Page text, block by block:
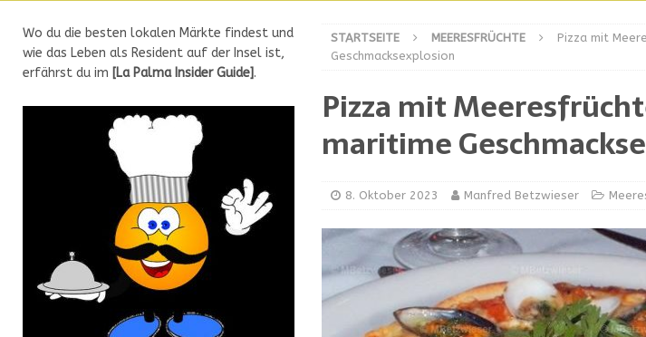
[ 19. Mai 2024 ] Warum ist die Knoblauch Knolle so gesund?
[ 2. Mai 2024 ] Backen mit Fantasie: Die kunstvolle Kuh in Tortenform
[ 13. April 2024 ] Bollas de Almendras DULCE
[ 3. April 2024 ] Lammhaxe Pierna de Cordero al Horno FLEISCH
[ 17. März 2024 ]
[ 12. März 2024 ] Spanische Rouladen FLEISCH
[ 31. Januar 2025 ] Sauerteig auf den Kanaren: Ein Comeback der Tradition INTERNATIONAL
[ 13. August 2024 ] Kanarisches Bier gewinnt Gold GETRÄNKE
STARTSEITE MEERESFRÜCHTE
Pizza mit
Geschmacksexplosion
Pizza mit
maritime
8. Oktober 2023 Manfred Betzwieser
Wo du die besten lokalen Märkte findest und
wie das Leben als Resident auf der Insel ist,
erfährst du im [La Palma Insider Guide].